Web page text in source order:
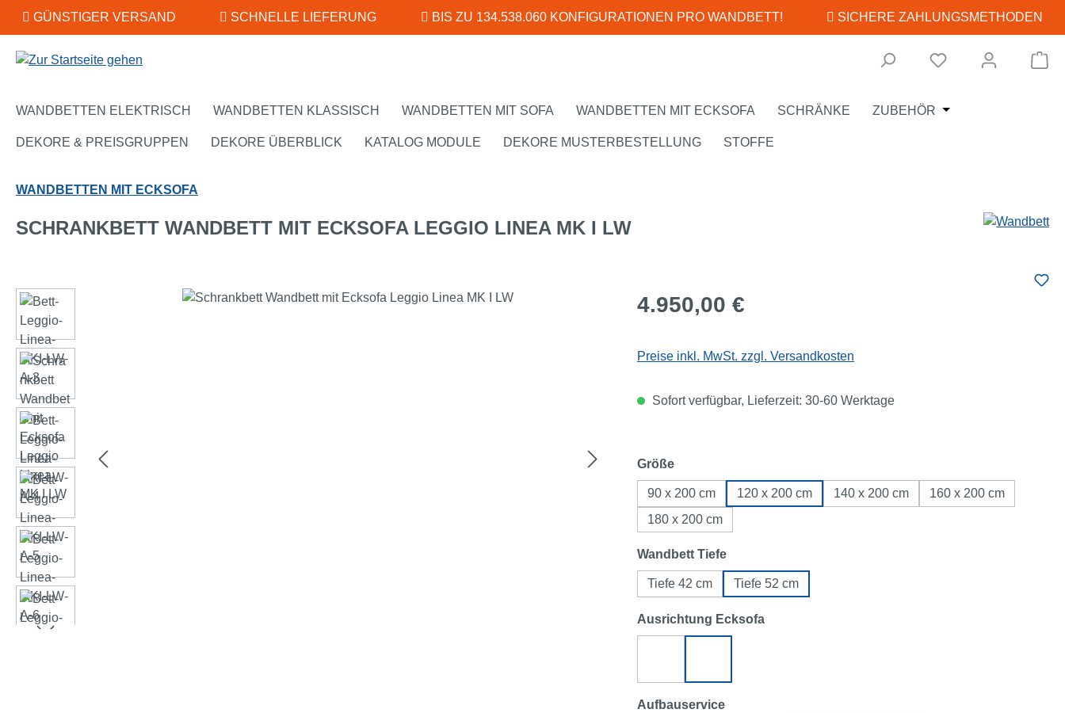
Hauptinhalt springen
Zur Suche springen
Zur Hauptnavigation springen
GÜNSTIGER VERSAND SCHNELLE LIEFERUNG BIS ZU 134.538.060 KONFIGURATIONEN PRO WANDBETT! SICHERE ZAHLUNGSMETHODEN
WANDBETTEN ELEKTRISCH WANDBETTEN KLASSISCH WANDBETTEN MIT SOFA WANDBETTEN MIT ECKSOFA SCHRÄNKE ZUBEHÖR Öffne oder Schließe
DEKORE & PREISGRUPPEN DEKORE ÜBERBLICK KATALOG MODULE DEKORE MUSTERBESTELLUNG STOFFE
WANDBETTEN MIT ECKSOFA
SCHRANKBETT WANDBETT MIT ECKSOFA LEGGIO LINEA MK I LW
Regulärer Preis:
4.950,00 €
Preise inkl. MwSt. zzgl. Versandkosten
Sofort verfügbar, Lieferzeit: 30-60 Werktage
Größeauswählen
90 x 200 cm 120 x 200 cm 140 x 200 cm
160 x 200 cm
180 x 200 cm
Wandbett Tiefeauswählen
Tiefe 42 cm Tiefe 52 cm
Ausrichtung Ecksofa
Aufbauserviceauswählen